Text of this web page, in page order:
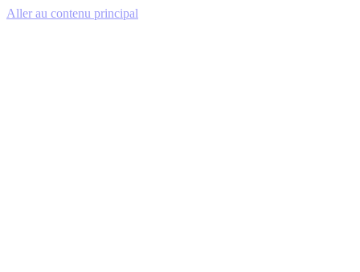
Aller au contenu principal